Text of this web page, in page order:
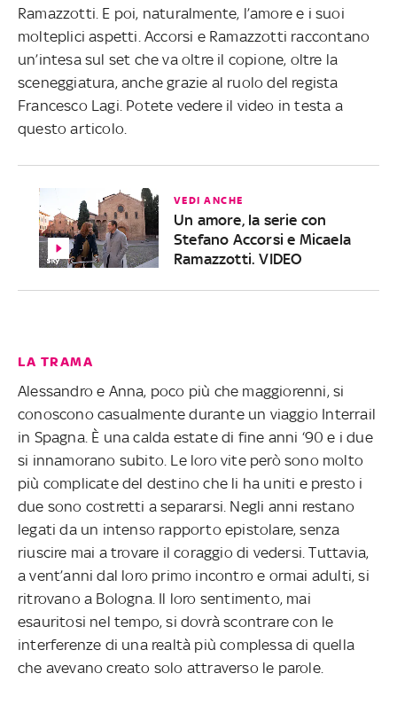
Ramazzotti. E poi, naturalmente, l’amore e i suoi
molteplici aspetti. Accorsi e Ramazzotti raccontano
un’intesa sul set che va oltre il copione, oltre la
sceneggiatura, anche grazie al ruolo del regista
Francesco Lagi. Potete vedere il video in testa a
questo articolo.
VEDI ANCHE
Un amore, la serie con
Stefano Accorsi e Micaela
Ramazzotti. VIDEO
LA TRAMA
Alessandro e Anna, poco più che maggiorenni, si
conoscono casualmente durante un viaggio Interrail
in Spagna. È una calda estate di fine anni ‘90 e i due
si innamorano subito. Le loro vite però sono molto
più complicate del destino che li ha uniti e presto i
due sono costretti a separarsi. Negli anni restano
legati da un intenso rapporto epistolare, senza
riuscire mai a trovare il coraggio di vedersi. Tuttavia,
a vent’anni dal loro primo incontro e ormai adulti, si
ritrovano a Bologna. Il loro sentimento, mai
esauritosi nel tempo, si dovrà scontrare con le
interferenze di una realtà più complessa di quella
che avevano creato solo attraverso le parole.